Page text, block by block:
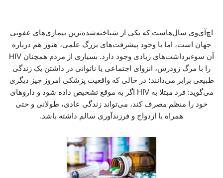
اچ‌آی‌وی سال‌هاست که یکی از شناخته‌شده‌ترین بیماری‌های عفونی
جهان است، اما با وجود پیشرفت‌های بزرگ علمی، هنوز هم درباره
آن سوءبرداشت‌های زیادی وجود دارد. بسیاری از مردم همچنان HIV
را با مرگ زودرس، انزوای اجتماعی یا ناتوانی در داشتن یک زندگی
طبیعی برابر می‌دانند؛ در حالی که واقعیت پزشکی امروز چیز دیگری
می‌گوید: فرد مبتلا به HIV اگر به موقع تشخیص داده شود و داروهای
خود را منظم مصرف کند، می‌تواند زندگی عادی، طولانی و حتی
همراه با ازدواج و فرزندآوری سالم داشته باشد.